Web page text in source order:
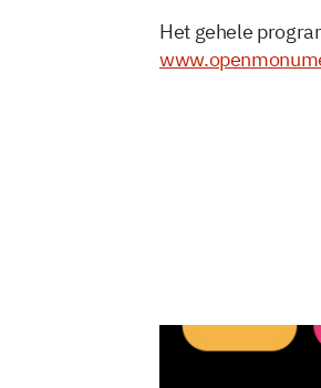
Het gehele